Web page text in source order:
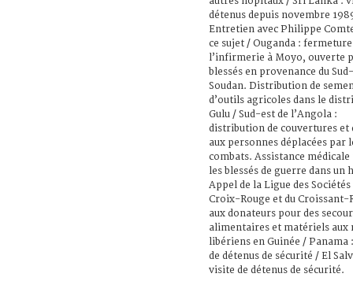
détenus depuis novembre
Entretien avec Philippe
ce sujet / Ouganda : fermeture
l’infirmerie à Moyo, ouverte
blessés en provenance du Sud-
Soudan. Distribution de
d’outils agricoles dans le
Gulu / Sud-est de l’Angola :
distribution de couvertures et
aux personnes déplacées par
combats. Assistance
les blessés de guerre dans un
Appel de la Ligue des Sociétés
Croix-Rouge et du Croissant-
aux donateurs pour des
alimentaires et matériels aux
libériens en Guinée / Panama
de détenus de sécurité / El
visite de détenus de sécurité.